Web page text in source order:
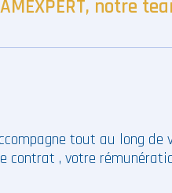
notre
tout au long
contrat , votre